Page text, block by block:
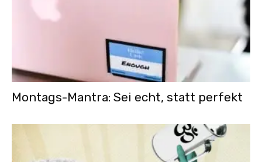
Montags-Mantra: Sei echt, statt perfekt